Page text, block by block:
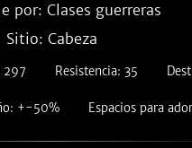
por: Clases guerreras
Sitio: Cabeza
297 Resistencia: 35
+-50% Espacios para